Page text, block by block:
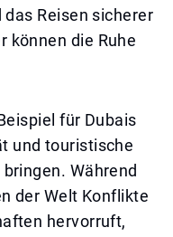
Reisen sicherer
können die Ruhe
für Dubais
und touristische
Während
der Welt Konflikte
hervorruft,